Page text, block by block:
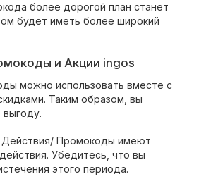
более дорогой план станет
будет иметь более широкий
и Акции ingos
можно использовать вместе с
Таким образом, вы
Промокоды имеют
Убедитесь, что вы
этого периода.